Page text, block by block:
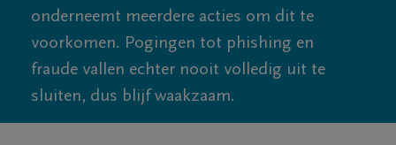
onderneemt meerdere acties om dit te
voorkomen. Pogingen tot phishing en
fraude vallen echter nooit volledig uit te
sluiten, dus blijf waakzaam.